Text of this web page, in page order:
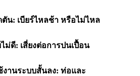
ตัน: เบียร์ไหลช้า หรือไม่ไหล
ม่ดี: เสี่ยงต่อการปนเปื้อน
งานระบบสั้นลง: ท่อและ